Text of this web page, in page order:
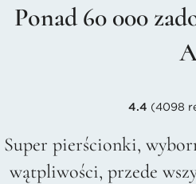
Ponad 60 000
4.4 (4098
Super pierścionki,
wątpliwości, przede